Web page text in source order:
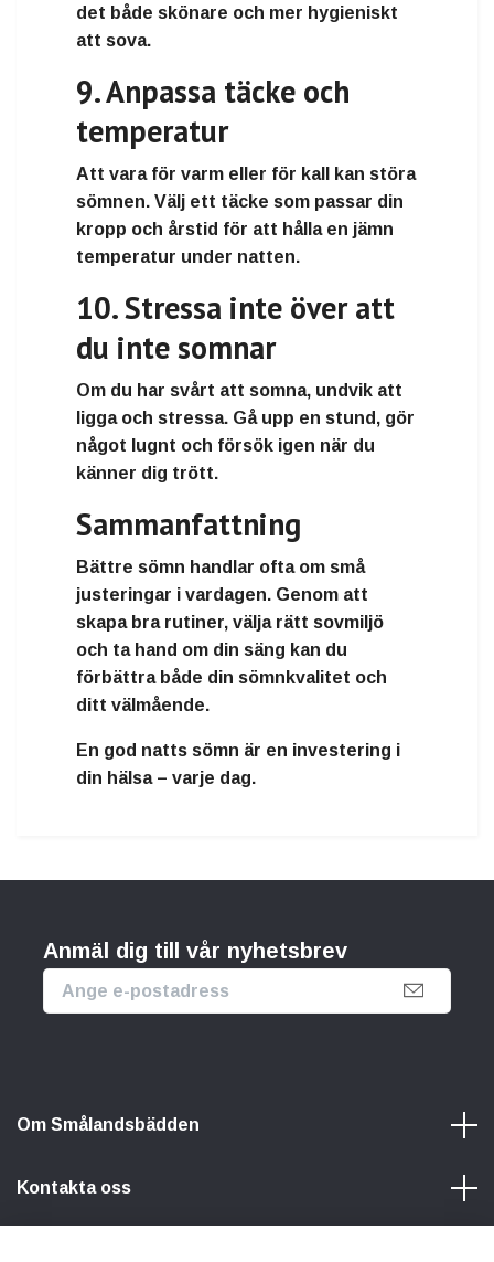
det både skönare och mer hygieniskt
att sova.
9. Anpassa täcke och
temperatur
Att vara för varm eller för kall kan störa
sömnen. Välj ett täcke som passar din
kropp och årstid för att hålla en jämn
temperatur under natten.
10. Stressa inte över att
du inte somnar
Om du har svårt att somna, undvik att
ligga och stressa. Gå upp en stund, gör
något lugnt och försök igen när du
känner dig trött.
Sammanfattning
Bättre sömn handlar ofta om små
justeringar i vardagen. Genom att
skapa bra rutiner, välja rätt sovmiljö
och ta hand om din säng kan du
förbättra både din sömnkvalitet och
ditt välmående.
En god natts sömn är en investering i
din hälsa – varje dag.
Anmäl dig till vår nyhetsbrev
Om Smålandsbädden
Kontakta oss